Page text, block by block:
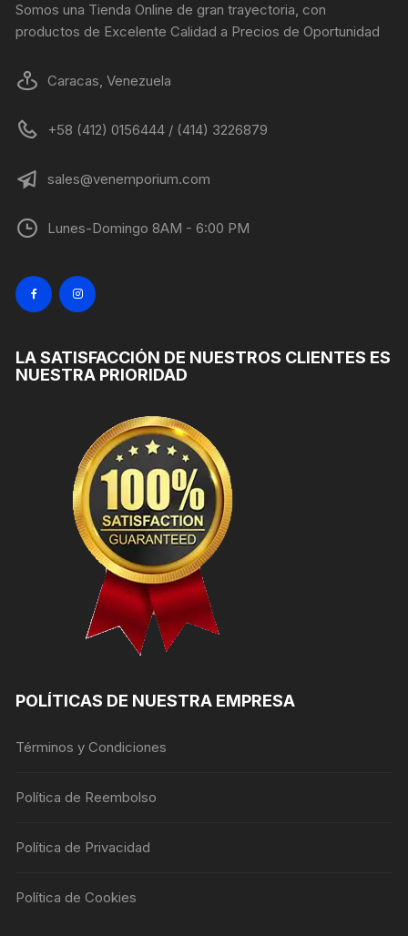
Somos una Tienda Online de gran trayectoria, con
productos de Excelente Calidad a Precios de Oportunidad
Caracas, Venezuela
+58 (412) 0156444 / (414) 3226879
sales@venemporium.com
Lunes-Domingo 8AM - 6:00 PM
LA SATISFACCIÓN DE NUESTROS CLIENTES ES
NUESTRA PRIORIDAD
POLÍTICAS DE NUESTRA EMPRESA
Términos y Condiciones
Política de Reembolso
Política de Privacidad
Política de Cookies